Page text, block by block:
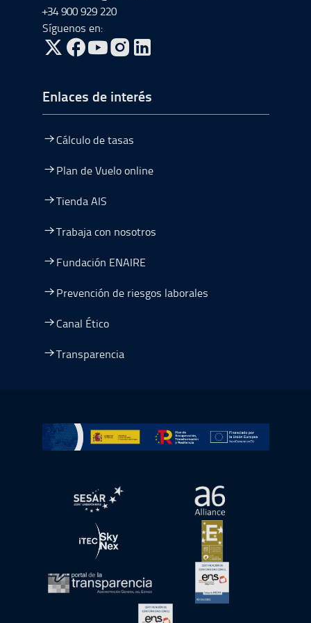
+34 900 929 220
Síguenos en:
ir a Twitter, abre en una nueva ventana
ir a Facebook, abre en una nueva ventana
ir a Youtube, abre en una nueva ventana
ir a Instagram, abre en una nueva
Enlaces de interés
Cálculo de tasas
Plan de Vuelo online
Tienda AIS
Trabaja con nosotros
Fundación ENAIRE
Prevención de riesgos laborales
Canal Ético
Transparencia
Ir a Plan de Recuperación, Transformación y
abre en ventana nueva abre en ventana
abre en ventana nueva abre en ventana
abre en ventana nueva